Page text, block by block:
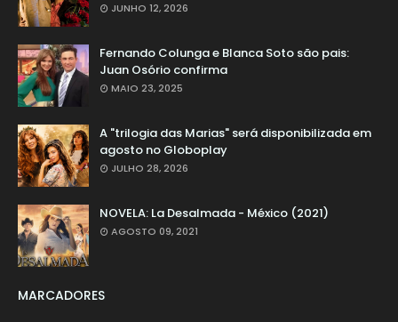
JUNHO 12, 2026
Fernando Colunga e Blanca Soto são pais:
Juan Osório confirma
MAIO 23, 2025
A "trilogia das Marias" será disponibilizada em
agosto no Globoplay
JULHO 28, 2026
NOVELA: La Desalmada - México (2021)
AGOSTO 09, 2021
MARCADORES